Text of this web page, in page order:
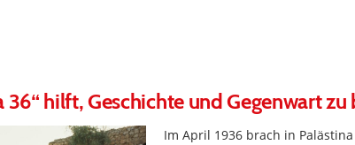
36“ hilft, Geschichte und Gegenwart zu
Im April 1936 brach in